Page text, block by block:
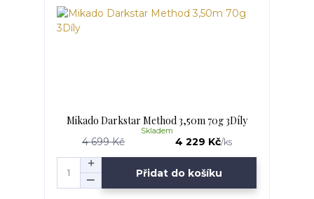
Mikado Darkstar Method 3,50m 70g 3Díly
4 699 Kč 4 229 Kč/ks
Skladem
Přidat do košíku